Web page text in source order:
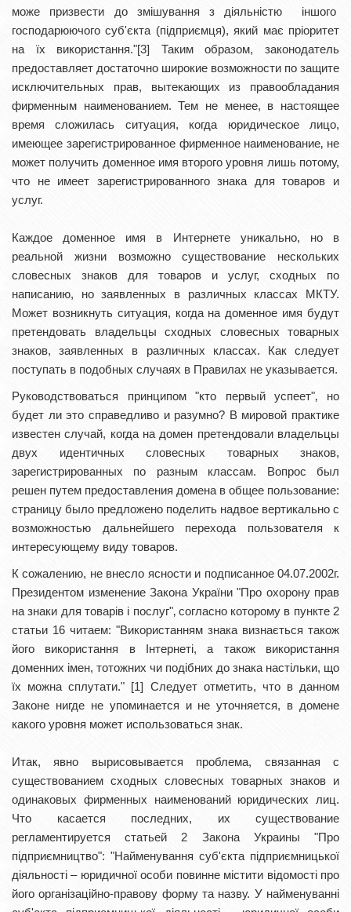
може призвести до змішування з діяльністю іншого
господарюючого суб'єкта (підприємця), який має пріоритет
на їх використання."[3] Таким образом, законодатель
предоставляет достаточно широкие возможности по защите
исключительных прав, вытекающих из правообладания
фирменным наименованием. Тем не менее, в настоящее
время сложилась ситуация, когда юридическое лицо,
имеющее зарегистрированное фирменное наименование‚ не
может получить доменное имя второго уровня лишь потому,
что не имеет зарегистрированного знака для товаров и
услуг.
Каждое доменное имя в Интернете уникально, но в
реальной жизни возможно существование нескольких
словесных знаков для товаров и услуг, сходных по
написанию, но заявленных в различных классах МКТУ.
Может возникнуть ситуация, когда на доменное имя будут
претендовать владельцы сходных словесных товарных
знаков, заявленных в различных классах. Как следует
поступать в подобных случаях в Правилах не указывается.
Руководствоваться принципом "кто первый успеет"‚ но
будет ли это справедливо и разумно? В мировой практике
известен случай, когда на домен претендовали владельцы
двух идентичных словесных товарных знаков,
зарегистрированных по разным классам. Вопрос был
решен путем предоставления домена в общее пользование:
страницу было предложено поделить надвое вертикально с
возможностью дальнейшего перехода пользователя к
интересующему виду товаров.
К сожалению, не внесло ясности и подписанное 04.07.2002г.
Президентом изменение Закона України "Про охорону прав
на знаки для товарів і послуг"‚ согласно которому в пункте 2
статьи 16 читаем: "Використанням знака визнається також
його використання в Інтернеті, а також використання
доменних імен, тотожних чи подібних до знака настільки, що
їх можна сплутати." [1] Следует отметить, что в данном
Законе нигде не упоминается и не уточняется, в домене
какого уровня может использоваться знак.
Итак, явно вырисовывается проблема, связанная с
существованием сходных словесных товарных знаков и
одинаковых фирменных наименований юридических лиц.
Что касается последних, их существование
регламентируется статьей 2 Закона Украины "Про
підприємництво": "Найменування суб'єкта підприємницької
діяльності – юридичної особи повинне містити відомості про
його організаційно-правову форму та назву. У найменуванні